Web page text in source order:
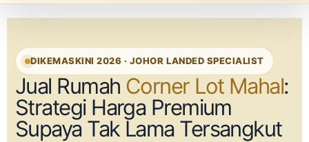
DIKEMASKINI 2026 · JOHOR LANDED SPECIALIST
Jual Rumah Corner Lot Mahal:
Strategi Harga Premium
Supaya Tak Lama Tersangkut